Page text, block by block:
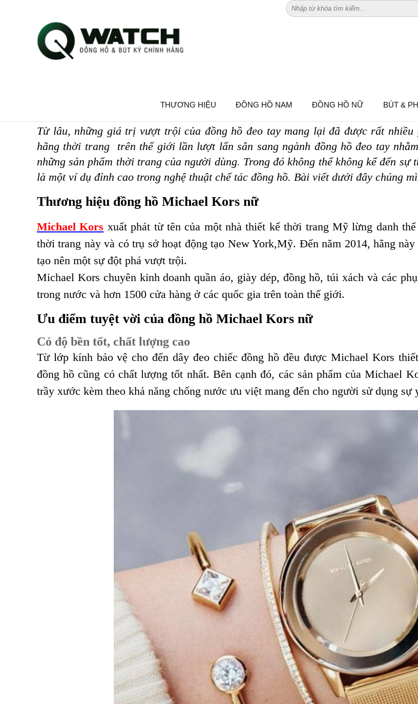
THƯƠNG HIỆU ĐỒNG HỒ NAM ĐỒNG HỒ NỮ BÚT &
ĐỒNG HỒ THỜI TRANG CAO CẤP - NÊN LỰA CHỌN
Từ lâu, những giá trị vượt trội của đồng hồ đeo tay mang lại đã được rất
hãng thời trang trên thế giới lần lượt lấn sân sang ngành đồng hồ đeo tay
những sản phẩm thời trang của người dùng. Trong đó không thể không kể đến sự
là một ví dụ đỉnh cao trong nghệ thuật chế tác đồng hồ. Bài viết dưới đây chúng
Thương hiệu đồng hồ Michael Kors nữ
Michael Kors xuất phát từ tên của một nhà thiết kế thời trang Mỹ lừng danh
thời trang này và có trụ sở hoạt động tạo New York,Mỹ. Đến năm 2014, hãng
tạo nên một sự đột phá vượt trội.
Michael Kors chuyên kinh doanh quần áo, giày dép, đồng hồ, túi xách và các
trong nước và hơn 1500 cửa hàng ở các quốc gia trên toàn thế giới.
Ưu điểm tuyệt vời của đồng hồ Michael Kors nữ
Có độ bền tốt, chất lượng cao
Từ lớp kính bảo vệ cho đến dây đeo chiếc đồng hồ đều được Michael Kors
đồng hồ cũng có chất lượng tốt nhất. Bên cạnh đó, các sản phẩm của Michael
trầy xước kèm theo khả năng chống nước ưu việt mang đến cho người sử dụng sự